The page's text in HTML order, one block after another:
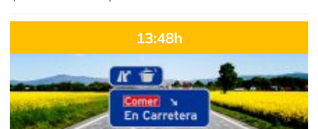
13:48h